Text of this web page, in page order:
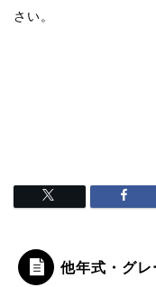
さい。
他年式・グレ